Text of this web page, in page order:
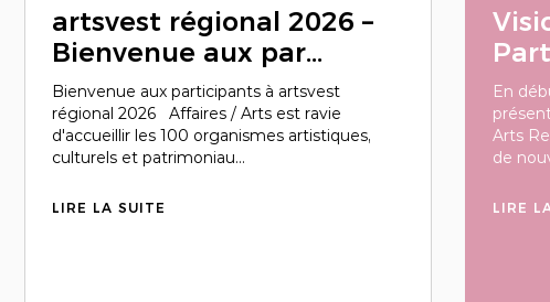
artsvest régional 2026 –
Bienvenue aux par...
Bienvenue aux participants à artsvest
régional 2026 Affaires / Arts est ravie
d'accueillir les 100 organismes artistiques,
culturels et patrimoniau...
LIRE LA SUITE
En
Arts
de
LIRE